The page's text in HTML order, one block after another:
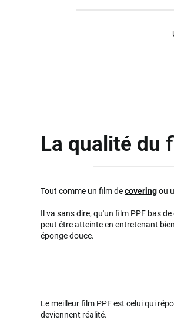
La qualité du
Tout comme un film decoveringou
Il va sans dire, qu'un film PPF bas
peut être atteinte en entretenant
éponge douce.
Le meilleur film PPF est celui qui
deviennent réalité.